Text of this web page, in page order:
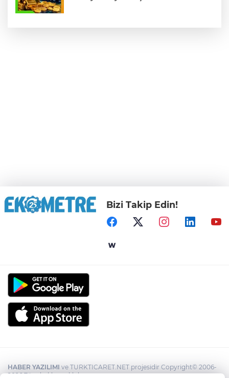
Bizi Takip Edin!
HABER YAZILIMI ve TURKTICARET.NET projesidir Copyright© 2006-
2026 Tüm hakları saklıdır.